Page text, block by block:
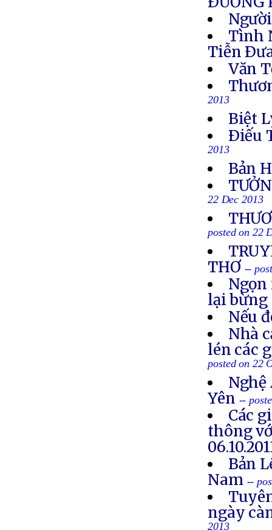
Tình
Tiễn
Văn
2013
Biệt
Ðiếu
2013
Bản
22 Dec 2013
posted on 22
THƠ --
lại bừng
Nếu
Nhà
lén các
posted on 22
Nghệ
Yên --
Các
thông
Bản
Nam --
ngày